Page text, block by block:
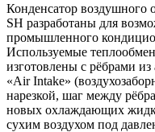
Конденсатор воздушного
SH разработаны для
промышленного
Используемые
изготовлены с рёбрами
«Air Intake»
нарезкой, шаг между
новых охлаждающих
сухим воздухом под